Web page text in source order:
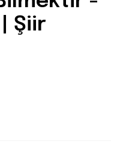
Şiir